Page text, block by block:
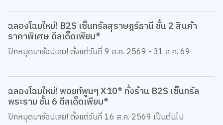
ฉลองโฉมใหม่! B2S เซ็นทรัลสุราษฎร์ธานี ชั้น 2 สินค้า
ราคาพิเศษ ดีลเด็ดเพียบ*
ปักหมุดมาช้อปเลย! ตั้งแต่วันที่ 9 ส.ค. 2569 - 31 ส.ค. 69
ฉลองโฉมใหม่! พอยท์พูนๆ X10* ทั้งร้าน B2S เซ็นทรัล
พระราม ชั้น 6 ดีลเด็ดเพียบ*
ปักหมุดมาช้อปเลย! ตั้งแต่วันที่ 16 ส.ค. 2569 เป็นต้นไป